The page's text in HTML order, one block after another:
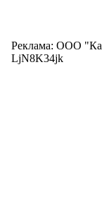
Реклама: ООО
LjN8K34jk